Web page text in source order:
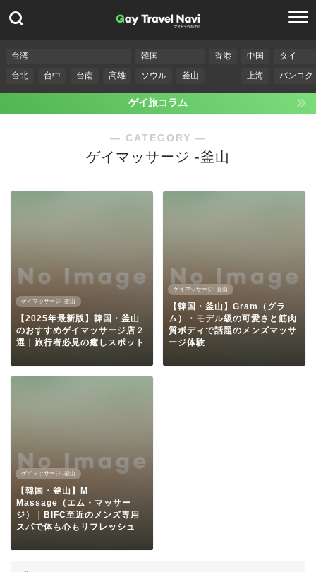
台湾
台北
台中 台南 高雄
韓国
ソウル
釜山
香港
中国
上海
タイ
バンコク
ゲイ旅コラム
― CATEGORY ―
ゲイマッサージ -釜山
ゲイマッサージ -釜山
【2025年最新版】韓国・釜山
のおすすめゲイマッサージ店２
選｜旅行者必見の癒しスポット
ゲイマッサージ -釜山
【韓国・釜山】Gram（グラ
ム）・モデル級の可愛さと筋肉
質ボディで話題のメンズマッサ
ージ体験
ゲイマッサージ -釜山
【韓国・釜山】M
Massage（エム・マッサー
ジ）｜BIFC至近のメンズ専用
スパで体も心もリフレッシュ